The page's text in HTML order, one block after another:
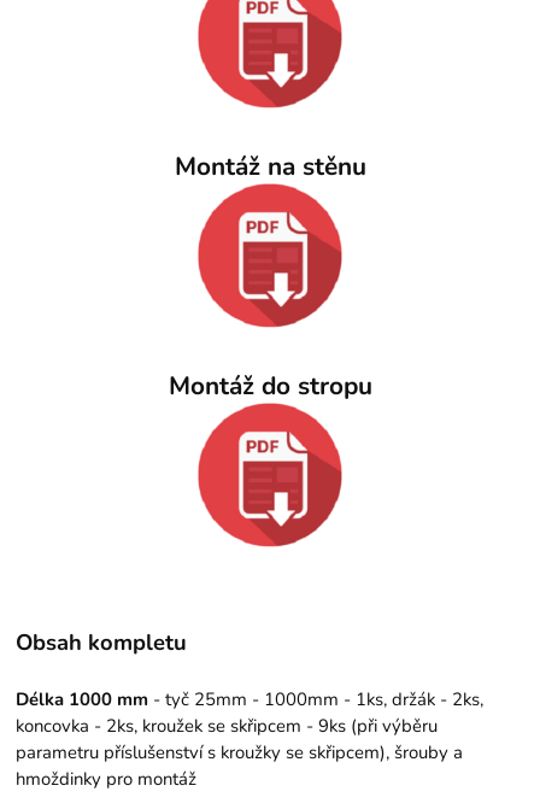
Montáž na stěnu
Montáž do stropu
Obsah kompletu
Délka 1000 mm - tyč 25mm - 1000mm - 1ks, držák - 2ks,
koncovka - 2ks, kroužek se skřipcem - 9ks (při výběru
parametru příslušenství s kroužky se skřipcem), šrouby a
hmoždinky pro montáž